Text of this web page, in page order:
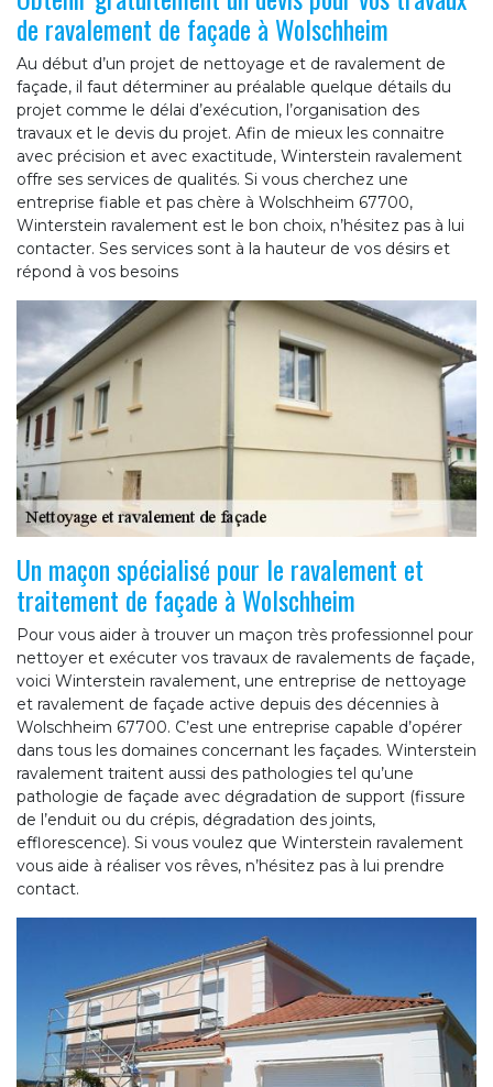
de ravalement de façade à Wolschheim
Au début d’un projet de nettoyage et de ravalement de
façade, il faut déterminer au préalable quelque détails du
projet comme le délai d’exécution, l’organisation des
travaux et le devis du projet. Afin de mieux les connaitre
avec précision et avec exactitude, Winterstein ravalement
offre ses services de qualités. Si vous cherchez une
entreprise fiable et pas chère à Wolschheim 67700,
Winterstein ravalement est le bon choix, n’hésitez pas à lui
contacter. Ses services sont à la hauteur de vos désirs et
répond à vos besoins
Un maçon spécialisé pour le ravalement et
traitement de façade à Wolschheim
Pour vous aider à trouver un maçon très professionnel pour
nettoyer et exécuter vos travaux de ravalements de façade,
voici Winterstein ravalement, une entreprise de nettoyage
et ravalement de façade active depuis des décennies à
Wolschheim 67700. C’est une entreprise capable d’opérer
dans tous les domaines concernant les façades. Winterstein
ravalement traitent aussi des pathologies tel qu’une
pathologie de façade avec dégradation de support (fissure
de l’enduit ou du crépis, dégradation des joints,
efflorescence). Si vous voulez que Winterstein ravalement
vous aide à réaliser vos rêves, n’hésitez pas à lui prendre
contact.